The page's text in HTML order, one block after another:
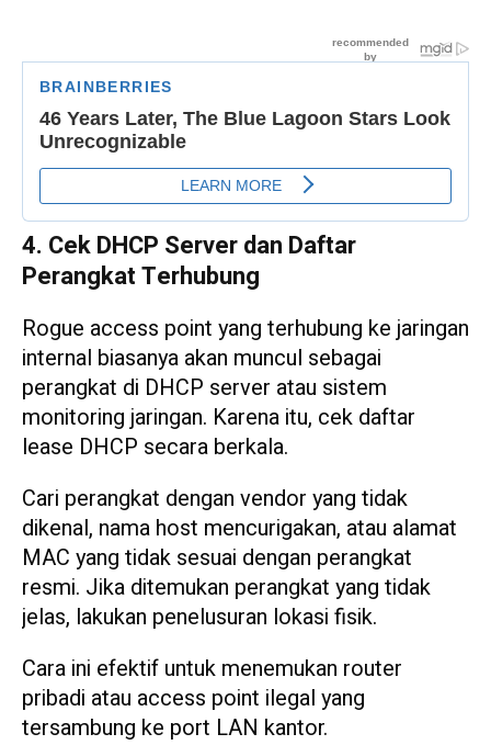
4. Cek DHCP Server dan Daftar
Perangkat Terhubung
Rogue access point yang terhubung ke jaringan
internal biasanya akan muncul sebagai
perangkat di DHCP server atau sistem
monitoring jaringan. Karena itu, cek daftar
lease DHCP secara berkala.
Cari perangkat dengan vendor yang tidak
dikenal, nama host mencurigakan, atau alamat
MAC yang tidak sesuai dengan perangkat
resmi. Jika ditemukan perangkat yang tidak
jelas, lakukan penelusuran lokasi fisik.
Cara ini efektif untuk menemukan router
pribadi atau access point ilegal yang
tersambung ke port LAN kantor.